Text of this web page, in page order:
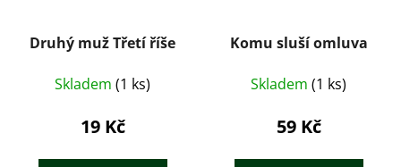
Druhý muž Třetí říše
Skladem (1 ks)
19 Kč
Komu sluší omluva
Skladem (1 ks)
59 Kč